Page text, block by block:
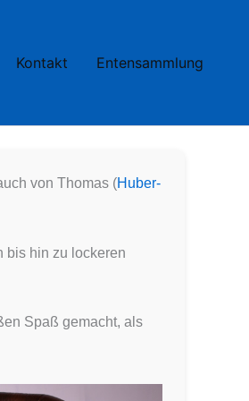
Kontakt Entensammlung
von Thomas (Huber-
bis hin zu lockeren
Spaß gemacht, als